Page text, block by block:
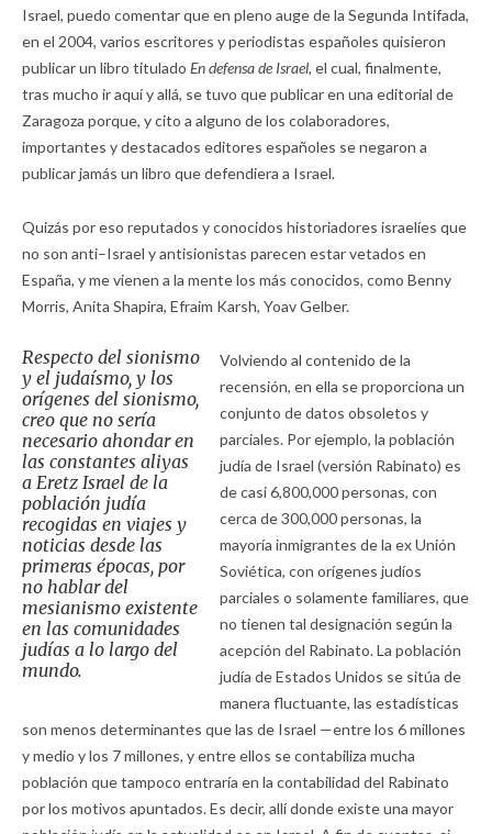
Israel, puedo comentar que en pleno auge de la Segunda Intifada,
en el 2004, varios escritores y periodistas españoles quisieron
publicar un libro titulado En defensa de Israel, el cual, finalmente,
tras mucho ir aquí y allá, se tuvo que publicar en una editorial de
Zaragoza porque, y cito a alguno de los colaboradores,
importantes y destacados editores españoles se negaron a
publicar jamás un libro que defendiera a Israel.
Quizás por eso reputados y conocidos historiadores israelíes que
no son anti–Israel y antisionistas parecen estar vetados en
España, y me vienen a la mente los más conocidos, como Benny
Morris, Anita Shapira, Efraim Karsh, Yoav Gelber.
Respecto del sionismo
y el judaísmo, y los
orígenes del sionismo,
creo que no sería
necesario ahondar en
las constantes aliyas
a Eretz Israel de la
población judía
recogidas en viajes y
noticias desde las
primeras épocas, por
no hablar del
mesianismo existente
en las comunidades
judías a lo largo del
mundo.
Volviendo al contenido de la
recensión, en ella se proporciona un
conjunto de datos obsoletos y
parciales. Por ejemplo, la población
judía de Israel (versión Rabinato) es
de casi 6,800,000 personas, con
cerca de 300,000 personas, la
mayoría inmigrantes de la ex Unión
Soviética, con orígenes judíos
parciales o solamente familiares, que
no tienen tal designación según la
acepción del Rabinato. La población
judía de Estados Unidos se sitúa de
manera fluctuante, las estadísticas
son menos determinantes que las de Israel —entre los 6 millones
y medio y los 7 millones, y entre ellos se contabiliza mucha
población que tampoco entraría en la contabilidad del Rabinato
por los motivos apuntados. Es decir, allí donde existe una mayor